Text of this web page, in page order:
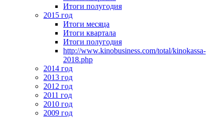
Итоги полугодия
2015 год
Итоги месяца
Итоги квартала
Итоги полугодия
http://www.kinobusiness.com/total/kinokassa-
2018.php
2014 год
2013 год
2012 год
2011 год
2010 год
2009 год